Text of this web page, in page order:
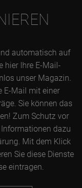
automatisch auf
hier Ihre E-Mail-
unser Magazin.
E-Mail mit einer
Sie können das
Zum Schutz vor
dazu
Mit dem Klick
Sie diese Dienste
eintragen.